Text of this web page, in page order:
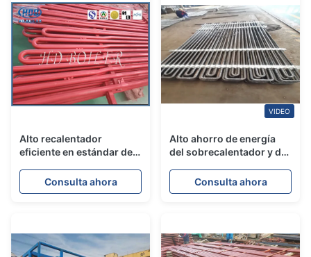
Alto recalentador
eficiente en estándar del
central térmico ASME
Consulta ahora
VIDEO
Alto ahorro de energía
del sobrecalentador y del
acero inoxidable de la
central eléctrica
Consulta ahora